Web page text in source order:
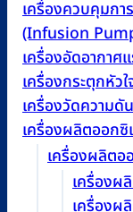
เครื่องควบคุมกา
(Infusion
เครื่องอัดอากาศ
เครื่องกระตุกหัว
เครื่องวัดความดั
เครื่องผลิตออก
เครื่องผลิต
เครื่องผ
เครื่องผ